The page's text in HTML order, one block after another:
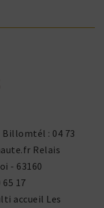
Billomtél : 04 73
Relais
- 63160
17
accueil Les